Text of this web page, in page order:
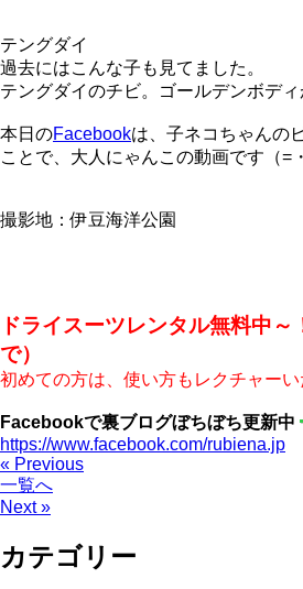
テングダイ
過去にはこんな子も見てました。
テングダイのチビ。ゴールデンボディ
本日のFacebookは、子ネコちゃんの
ことで、大人にゃんこの動画です（=
撮影地：伊豆海洋公園
ドライスーツレンタル無料中
で）
初めての方は、使い方もレクチャーい
Facebookで裏ブログぼちぼち更新中
https://www.facebook.com/rubiena.jp
« Previous
一覧へ
Next »
カテゴリー